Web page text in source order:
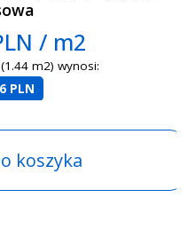
/ m2
m2) wynosi:
PLN
koszyka